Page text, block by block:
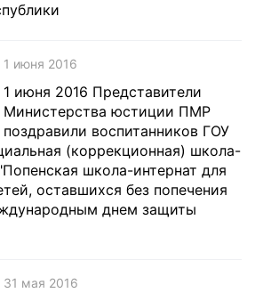
1 июня 2016
1 июня 2016 Представители
Министерства юстиции ПМР
поздравили воспитанников ГОУ
(коррекционная) школа-
школа-интернат для
оставшихся без попечения
днем защиты
31 мая 2016